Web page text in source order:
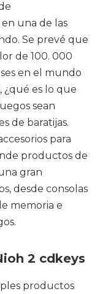
una de las
Se prevé que
de 100. 000
en el mundo
¿qué es lo que
sean
de baratijas.
para
productos de
gran
desde consolas
memoria e
2 cdkeys
productos